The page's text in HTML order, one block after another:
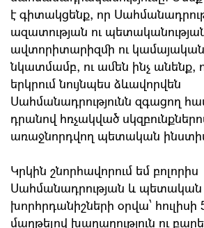
է գիտակցենք, որ
ազատության ու
ավտորիտարիզմի ու
նկատմամբ, ու ամեն ինչ անենք,
երկրում նույնպես ձևավորվեն
Սահմանադրությունն զգացող
դրանով հռչակված
առաջնորդվող պետական
Կրկին շնորհավորում եմ բոլորիս
Սահմանադրության և պետական
խորհրդանիշների օրվա՝ հուլիսի
մաղթելով խաղաղություն ու